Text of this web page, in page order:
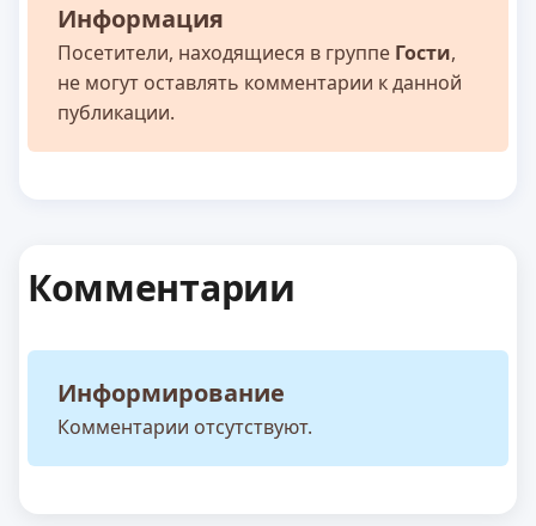
Информация
Посетители, находящиеся в группе Гости,
не могут оставлять комментарии к данной
публикации.
Комментарии
Информирование
Комментарии отсутствуют.